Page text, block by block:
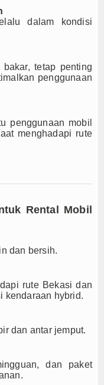
dalam kondisi
tetap penting
penggunaan
penggunaan mobil
menghadapi rute
Rental Mobil
dan bersih.
rute Bekasi dan
kendaraan hybrid.
dan antar jemput.
dan paket